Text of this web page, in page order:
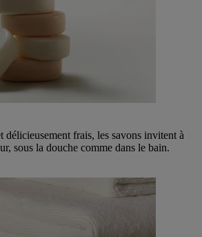
délicieusement frais, les savons invitent à
sous la douche comme dans le bain.